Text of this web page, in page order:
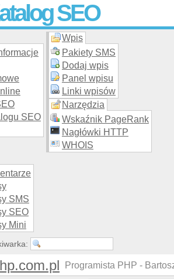
SEO
promocja stron WWW –
katalogu za darmo!
SEO
Wpis
Pakiety SMS
Dodaj wpis
Panel wpisu
Linki wpisów
Narzędzia
Wskaźnik PageRank
Nagłówki HTTP
WHOIS
SMS
SEO
Mini
Programista PHP -